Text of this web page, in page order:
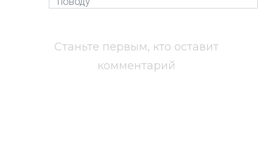
Станьте первым, кто оставит
комментарий